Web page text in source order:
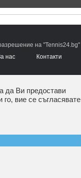
на "Tennis24.bg"
нас Контакти
да Ви предостави
вие се съгласявате